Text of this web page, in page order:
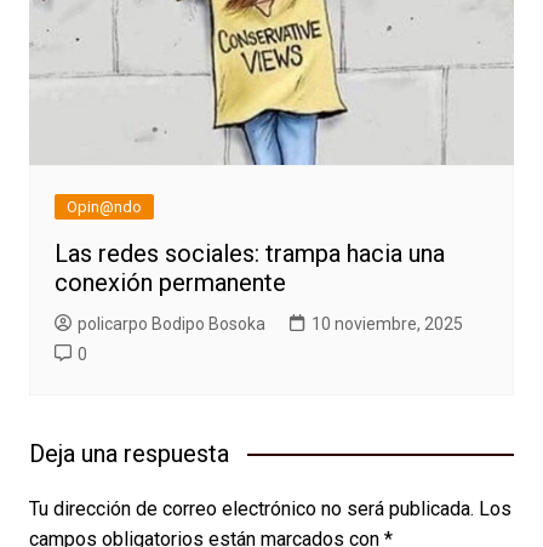
Opin@ndo
Las redes sociales: trampa hacia una
conexión permanente
policarpo Bodipo Bosoka
10 noviembre, 2025
0
Deja una respuesta
Tu dirección de correo electrónico no será publicada. Los
campos obligatorios están marcados con *